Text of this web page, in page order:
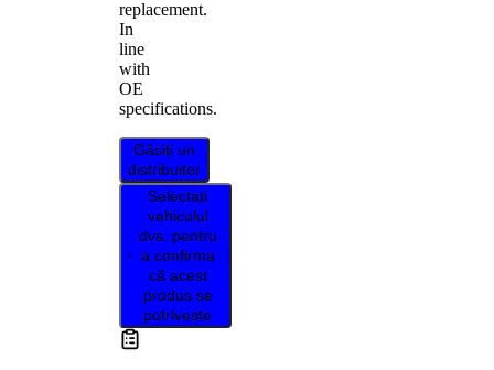
replacement.
In
line
with
OE
specifications.
Găsiți un
distribuitor
Selectați
vehiculul
dvs. pentru
a confirma
că acest
produs se
potrivește